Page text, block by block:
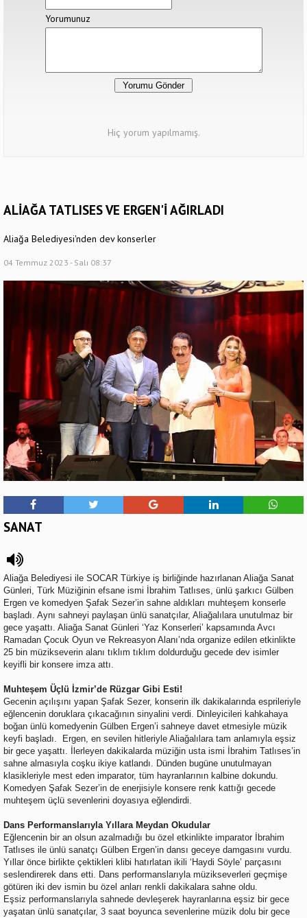
Yorumunuz
Hiç yorum yapılmamış.
ALİAĞA TATLISES VE ERGEN'İ AĞIRLADI
Aliağa Belediyesi'nden dev konserler
04 Temmuz 2023 - Salı 08:37
SANAT
Aliağa Belediyesi ile SOCAR Türkiye iş birliğinde hazırlanan Aliağa Sanat
Günleri, Türk Müziğinin efsane ismi İbrahim Tatlıses, ünlü şarkıcı Gülben
Ergen ve komedyen Şafak Sezer’in sahne aldıkları muhteşem konserle
başladı. Aynı sahneyi paylaşan ünlü sanatçılar, Aliağalılara unutulmaz bir
gece yaşattı. Aliağa Sanat Günleri ‘Yaz Konserleri’ kapsamında Avcı
Ramadan Çocuk Oyun ve Rekreasyon Alanı’nda organize edilen etkinlikte
25 bin müzikseverin alanı tıklım tıklım doldurduğu gecede dev isimler
keyifli bir konsere imza attı.
Muhteşem Üçlü İzmir’de Rüzgar Gibi Esti!
Gecenin açılışını yapan Şafak Sezer, konserin ilk dakikalarında esprileriyle
eğlencenin doruklara çıkacağının sinyalini verdi. Dinleyicileri kahkahaya
boğan ünlü komedyenin Gülben Ergen’i sahneye davet etmesiyle müzik
keyfi başladı. Ergen, en sevilen hitleriyle Aliağalılara tam anlamıyla eşsiz
bir gece yaşattı. İlerleyen dakikalarda müziğin usta ismi İbrahim Tatlıses’in
sahne almasıyla coşku ikiye katlandı. Dünden bugüne unutulmayan
klasikleriyle mest eden imparator, tüm hayranlarının kalbine dokundu.
Komedyen Şafak Sezer’in de enerjisiyle konsere renk kattığı gecede
muhteşem üçlü sevenlerini doyasıya eğlendirdi.
Dans Performanslarıyla Yıllara Meydan Okudular
Eğlencenin bir an olsun azalmadığı bu özel etkinlikte imparator İbrahim
Tatlıses ile ünlü sanatçı Gülben Ergen’in dansı geceye damgasını vurdu.
Yıllar önce birlikte çektikleri klibi hatırlatan ikili ‘Haydi Söyle’ parçasını
seslendirerek dans etti. Dans performanslarıyla müzikseverleri geçmişe
götüren iki dev ismin bu özel anları renkli dakikalara sahne oldu.
Eşsiz performanslarıyla sahnede devleşerek hayranlarına eşsiz bir gece
yaşatan ünlü sanatçılar, 3 saat boyunca sevenlerine müzik dolu bir gece